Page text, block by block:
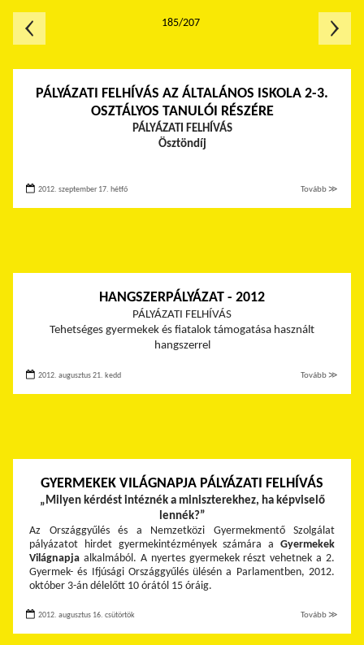
PÁLYÁZATI FELHÍVÁS AZ ÁLTALÁNOS ISKOLA 2-3.
OSZTÁLYOS TANULÓI RÉSZÉRE
PÁLYÁZATI FELHÍVÁS
Ösztöndíj
2012. szeptember 17. hétfő Tovább ≫
HANGSZERPÁLYÁZAT - 2012
PÁLYÁZATI FELHÍVÁS
Tehetséges gyermekek és fiatalok támogatása használt
hangszerrel
2012. augusztus 21. kedd Tovább ≫
GYERMEKEK VILÁGNAPJA PÁLYÁZATI FELHÍVÁS
„Milyen kérdést intéznék a miniszterekhez, ha képviselő
lennék?”
Az Országgyűlés és a Nemzetközi Gyermekmentő Szolgálat
pályázatot hirdet gyermekintézmények számára a Gyermekek
Világnapja alkalmából. A nyertes gyermekek részt vehetnek a 2.
Gyermek- és Ifjúsági Országgyűlés ülésén a Parlamentben, 2012.
október 3-án délelőtt 10 órától 15 óráig.
2012. augusztus 16. csütörtök Tovább ≫
185/207